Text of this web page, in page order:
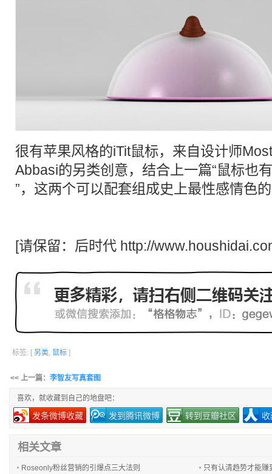
很有苹果风格的iTit鼠标，来自设计师
Abbasi的另类创意，结合上一篇“鼠标也
”，这两个可以配套组成史上最性感情色的
[请保留： 后时代 http://
标签: [ 另类, 鼠标 ]
<< 上一篇： 李智友写真套图
喜欢，就收藏到自己的地盘吧：
发条微博收藏 发到腾讯微博 转到豆瓣社区
相关文章
Roseonly粉丝营销的引爆点三大法则
只有认清趋势才能赚